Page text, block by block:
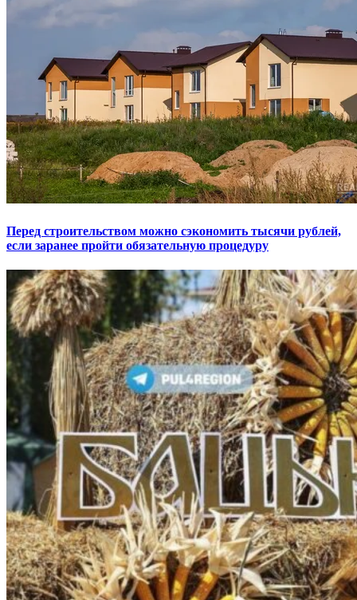
Перед строительством можно сэкономить тысячи рублей,
если заранее пройти обязательную процедуру